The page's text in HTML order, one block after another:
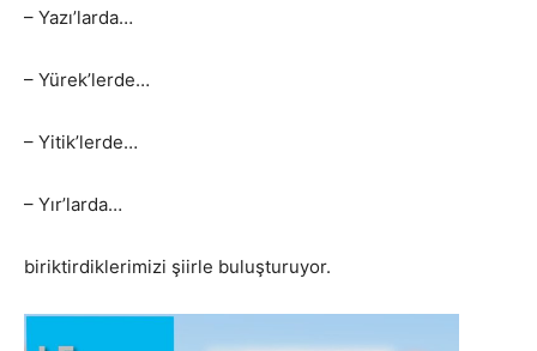
– Yazı’larda…
– Yürek’lerde…
– Yitik’lerde…
– Yır’larda…
biriktirdiklerimizi şiirle buluşturuyor.